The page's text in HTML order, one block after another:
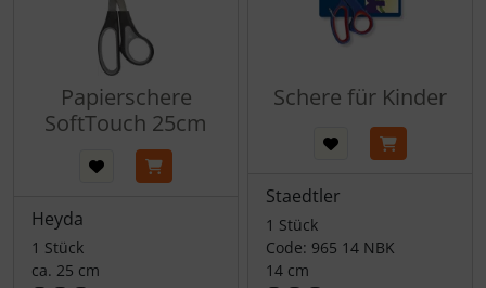
Papierschere
SoftTouch 25cm
Heyda
1 Stück
ca. 25 cm
Schere für Kinder
Staedtler
1 Stück
Code: 965 14 NBK
14 cm